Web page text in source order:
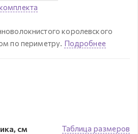
королевского
по периметру. Подробнее
Таблица размеров
см